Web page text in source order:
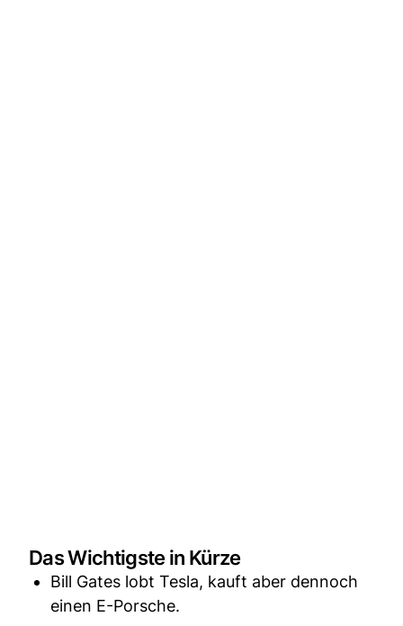
Das Wichtigste in Kürze
Bill Gates lobt Tesla, kauft aber dennoch
einen E-Porsche.